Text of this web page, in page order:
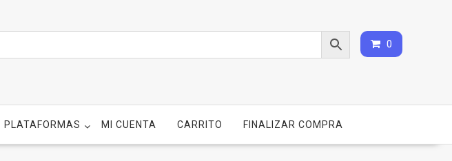
0
PLATAFORMAS MI CUENTA CARRITO FINALIZAR COMPRA